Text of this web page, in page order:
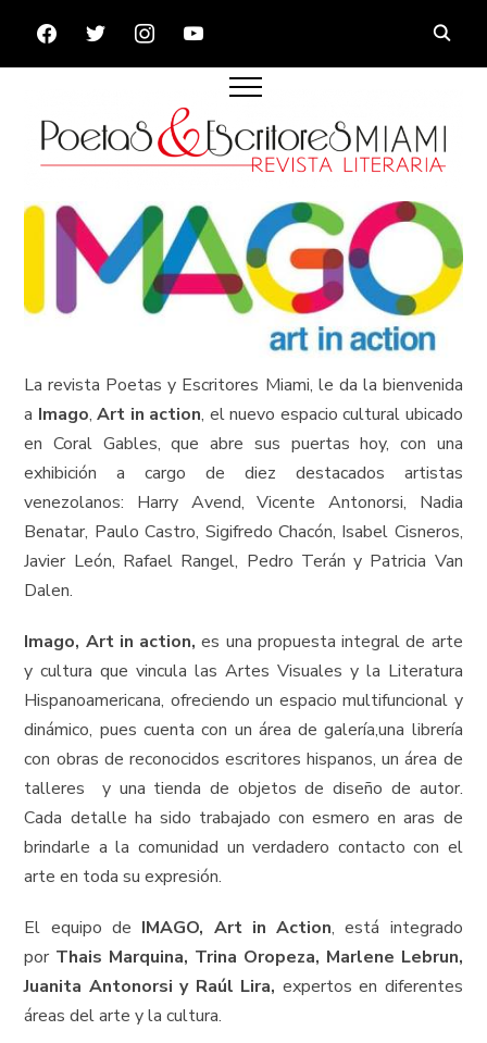
FACEBOOKTWITTERINSTAGRAMYOUTUBE
La revista Poetas y Escritores Miami, le da la bienvenida
a Imago,Art in action, el nuevo espacio cultural ubicado
en Coral Gables, que abre sus puertas hoy, con una
exhibición a cargo de diez destacados artistas
venezolanos: Harry Avend, Vicente Antonorsi, Nadia
Benatar, Paulo Castro, Sigifredo Chacón, Isabel Cisneros,
Javier León, Rafael Rangel, Pedro Terán y Patricia Van
Dalen.
Imago, Art in action, es una propuesta integral de arte
y cultura que vincula las Artes Visuales y la Literatura
Hispanoamericana, ofreciendo un espacio multifuncional y
dinámico, pues cuenta con un área de galería,una librería
con obras de reconocidos escritores hispanos, un área de
talleres y una tienda de objetos de diseño de autor.
Cada detalle ha sido trabajado con esmero en aras de
brindarle a la comunidad un verdadero contacto con el
arte en toda su expresión.
El equipo de IMAGO, Art in Action, está integrado
por Thais Marquina, Trina Oropeza, Marlene Lebrun,
Juanita Antonorsi y Raúl Lira, expertos en diferentes
áreas del arte y la cultura.